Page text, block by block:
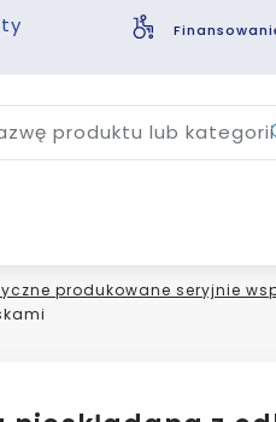
produktu lub kategorii
produkowane seryjnie